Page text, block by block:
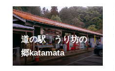
れており、名刹の面影を残
しています。本堂裏の毛利
家墓所は、…
道の駅 うり坊の
郷katamata